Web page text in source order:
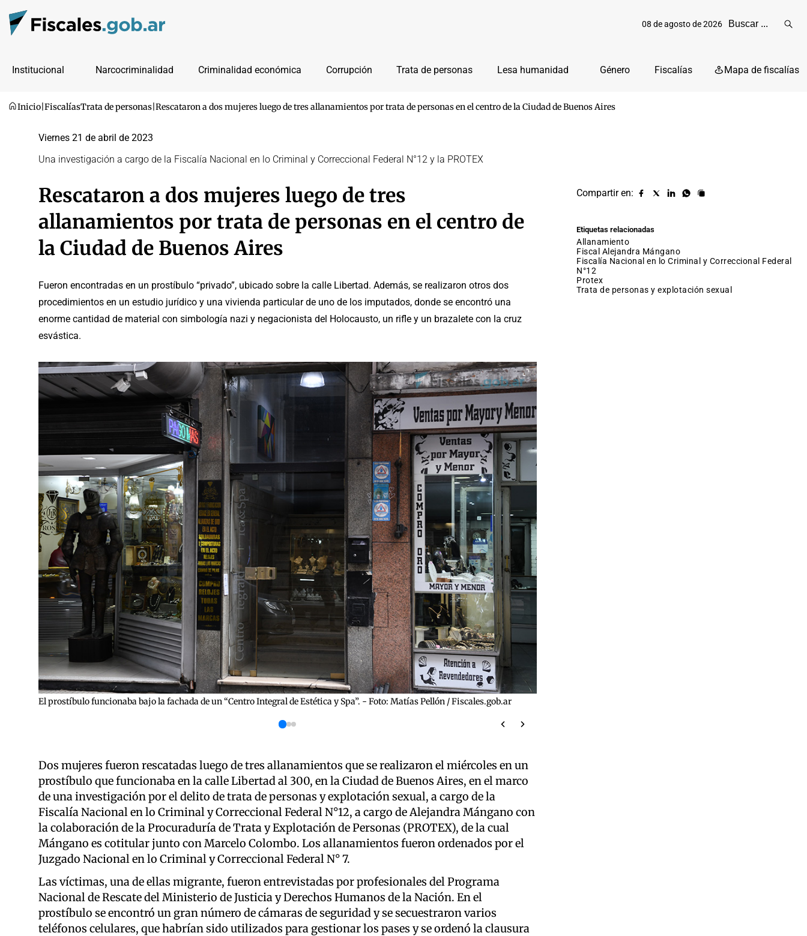
08 de agosto de 2026
Institucional Narcocriminalidad Criminalidad económica Corrupción Trata de personas Lesa humanidad Género Fiscalías Mapa de fiscalías
Inicio FiscalíasTrata de personas Rescataron a dos mujeres luego de tres allanamientos por trata de personas en el centro de la Ciudad de Buenos Aires
Viernes 21 de abril de 2023
Una investigación a cargo de la Fiscalía Nacional en lo Criminal y Correccional Federal N°12 y la PROTEX
Rescataron a dos mujeres luego de tres
allanamientos por trata de personas en el centro de
la Ciudad de Buenos Aires
Fueron encontradas en un prostíbulo “privado”, ubicado sobre la calle Libertad. Además, se realizaron otros dos
procedimientos en un estudio jurídico y una vivienda particular de uno de los imputados, donde se encontró una
enorme cantidad de material con simbología nazi y negacionista del Holocausto, un rifle y un brazalete con la cruz
esvástica.
El prostíbulo funcionaba bajo la fachada de un “Centro Integral de Estética y Spa”. - Foto: Matías Pellón / Fiscales.gob.ar
Dos mujeres fueron rescatadas luego de tres allanamientos que se realizaron el miércoles en un
prostíbulo que funcionaba en la calle Libertad al 300, en la Ciudad de Buenos Aires, en el marco
de una investigación por el delito de trata de personas y explotación sexual, a cargo de la
Fiscalía Nacional en lo Criminal y Correccional Federal N°12, a cargo de Alejandra Mángano con
la colaboración de la Procuraduría de Trata y Explotación de Personas (PROTEX), de la cual
Mángano es cotitular junto con Marcelo Colombo. Los allanamientos fueron ordenados por el
Juzgado Nacional en lo Criminal y Correccional Federal N° 7.
Las víctimas, una de ellas migrante, fueron entrevistadas por profesionales del Programa
Nacional de Rescate del Ministerio de Justicia y Derechos Humanos de la Nación. En el
prostíbulo se encontró un gran número de cámaras de seguridad y se secuestraron varios
teléfonos celulares, que habrían sido utilizados para gestionar los pases y se ordenó la clausura
Compartir en:
Compartir
Compartir
Compartir
Compartir
Copiar
Etiquetas relacionadas
allanamiento
fiscal Alejandra Mángano
Fiscalía Nacional en lo Criminal y Correccional Federal
N°12
protex
trata de personas y explotación sexual